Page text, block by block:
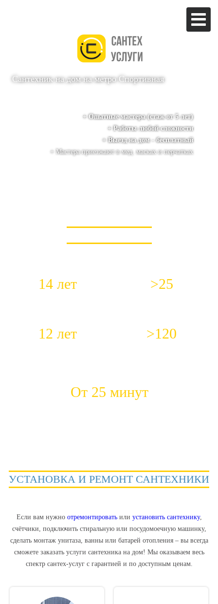
Сантехник на домна метро Спортивная
+ Опытные мастера (стаж от 5 лет)
+ Работы любой сложности
+ Выезд на дом - бесплатный
+ Мастера приезжают в мед. масках и перчатках
14 лет >25
12 лет >120
От 25 минут
УСТАНОВКА И РЕМОНТ САНТЕХНИКИ
Если вам нужно отремонтироватьили установить сантехнику,
счётчики, подключить стиральную или посудомоечную машинку,
сделать монтаж унитаза, ванны или батарей отопления – вы всегда
сможете заказать услуги сантехника на дом! Мы оказываем весь
спектр сантех-услуг c гарантией и по доступным ценам.